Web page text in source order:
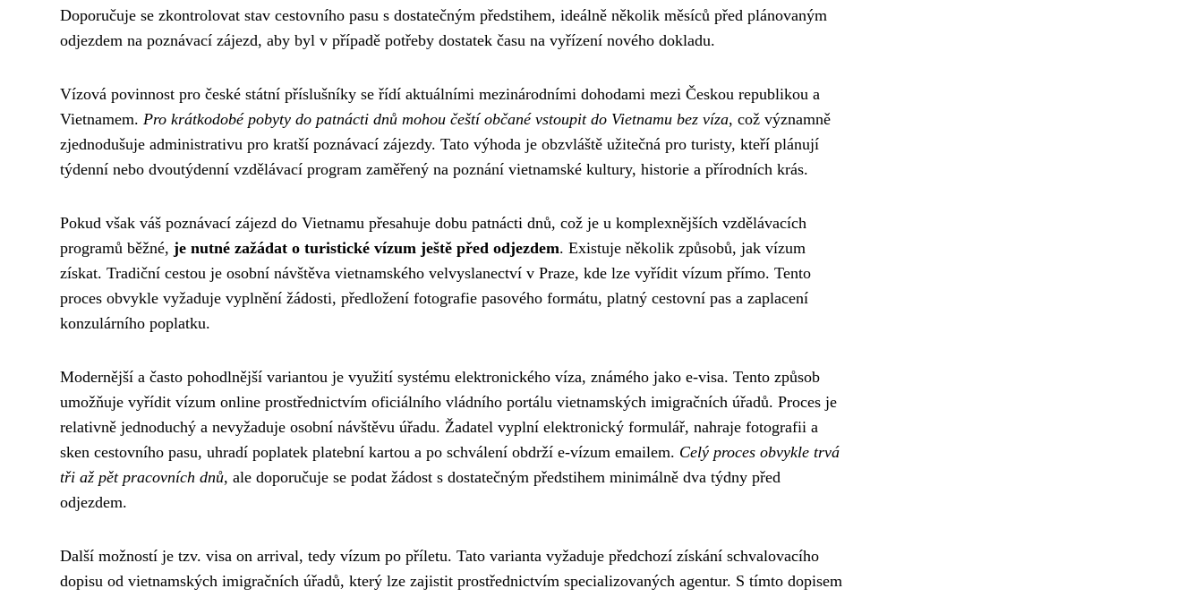
Doporučuje se zkontrolovat stav cestovního pasu s dostatečným předstihem, ideálně několik měsíců před plánovaným
odjezdem na poznávací zájezd, aby byl v případě potřeby dostatek času na vyřízení nového dokladu.
Vízová povinnost pro české státní příslušníky se řídí aktuálními mezinárodními dohodami mezi Českou republikou a
Vietnamem. Pro krátkodobé pobyty do patnácti dnů mohou čeští občané vstoupit do Vietnamu bez víza, což významně
zjednodušuje administrativu pro kratší poznávací zájezdy. Tato výhoda je obzvláště užitečná pro turisty, kteří plánují
týdenní nebo dvoutýdenní vzdělávací program zaměřený na poznání vietnamské kultury, historie a přírodních krás.
Pokud však váš poznávací zájezd do Vietnamu přesahuje dobu patnácti dnů, což je u komplexnějších vzdělávacích
programů běžné, je nutné zažádat o turistické vízum ještě před odjezdem. Existuje několik způsobů, jak vízum
získat. Tradiční cestou je osobní návštěva vietnamského velvyslanectví v Praze, kde lze vyřídit vízum přímo. Tento
proces obvykle vyžaduje vyplnění žádosti, předložení fotografie pasového formátu, platný cestovní pas a zaplacení
konzulárního poplatku.
Modernější a často pohodlnější variantou je využití systému elektronického víza, známého jako e-visa. Tento způsob
umožňuje vyřídit vízum online prostřednictvím oficiálního vládního portálu vietnamských imigračních úřadů. Proces je
relativně jednoduchý a nevyžaduje osobní návštěvu úřadu. Žadatel vyplní elektronický formulář, nahraje fotografii a
sken cestovního pasu, uhradí poplatek platební kartou a po schválení obdrží e-vízum emailem. Celý proces obvykle trvá
tři až pět pracovních dnů, ale doporučuje se podat žádost s dostatečným předstihem minimálně dva týdny před
odjezdem.
Další možností je tzv. visa on arrival, tedy vízum po příletu. Tato varianta vyžaduje předchozí získání schvalovacího
dopisu od vietnamských imigračních úřadů, který lze zajistit prostřednictvím specializovaných agentur. S tímto dopisem